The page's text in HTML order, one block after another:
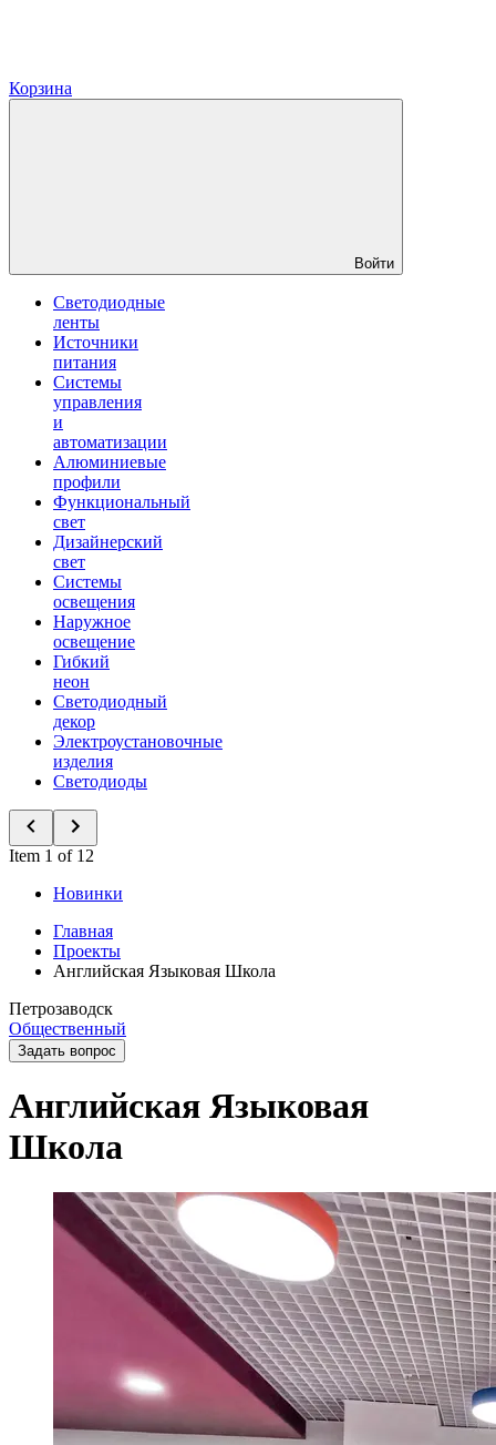
Корзина
Войти
Светодиодные
ленты
Источники
питания
Системы
управления
и
автоматизации
Алюминиевые
профили
Функциональный
свет
Дизайнерский
свет
Системы
освещения
Наружное
освещение
Гибкий
неон
Светодиодный
декор
Электроустановочные
изделия
Светодиоды
Item 1 of 12
Новинки
Главная
Проекты
Английская Языковая Школа
Петрозаводск
Общественный
Задать вопрос
Английская Языковая
Школа